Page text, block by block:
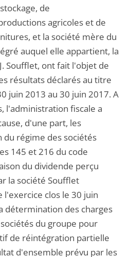
de
agricoles et de
et la société mère du
auquel elle appartient, la
Soufflet, ont fait l'objet de
résultats déclarés au titre
juin 2013 au 30 juin 2017. A
l'administration fiscale a
d'une part, les
régime des sociétés
145 et 216 du code
du dividende perçu
la société Soufflet
l'exercice clos le 30 juin
détermination des charges
du groupe pour
de réintégration partielle
d'ensemble prévu par les